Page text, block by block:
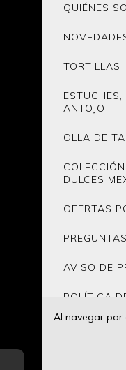
Al navegar por
QUIÉNES
TORTILLAS
ANTOJO
OLLA DE
DULCES
OFERTAS
AVISO DE
POLÍTICA